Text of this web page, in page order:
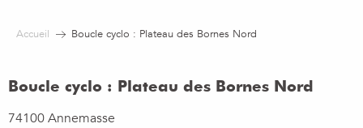
Accueil Boucle cyclo : Plateau des Bornes Nord
Boucle cyclo : Plateau des Bornes Nord
74100 Annemasse